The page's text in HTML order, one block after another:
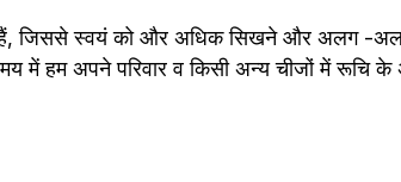
जिससे स्वयं को और अधिक सिखने और अलग -
में हम अपने परिवार व किसी अन्य चीजों में रूचि के